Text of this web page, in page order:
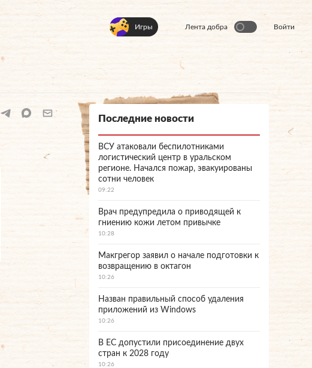
Игры Лента добра Войти
Последние новости
ВСУ атаковали беспилотниками
логистический центр в уральском
регионе. Начался пожар, эвакуированы
сотни человек
09:22
Врач предупредила о приводящей к
гниению кожи летом привычке
10:28
Макгрегор заявил о начале подготовки к
возвращению в октагон
10:26
Назван правильный способ удаления
приложений из Windows
10:26
В ЕС допустили присоединение двух
стран к 2028 году
10:26